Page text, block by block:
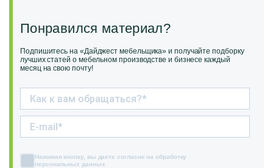
Понравился материал?
Подпишитесь на «Дайджест мебельщика» и получайте подборку
лучших статей о мебельном производстве и бизнесе каждый
месяц на свою почту!
Нажимая кнопку, вы даете согласие на обработку
персональных данных